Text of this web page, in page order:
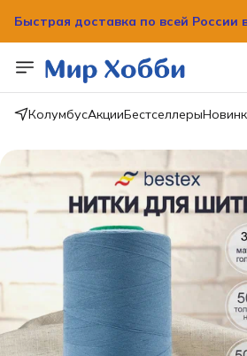
вашим домом!
вашим домом!
КолумбусАкцииБестселлеры